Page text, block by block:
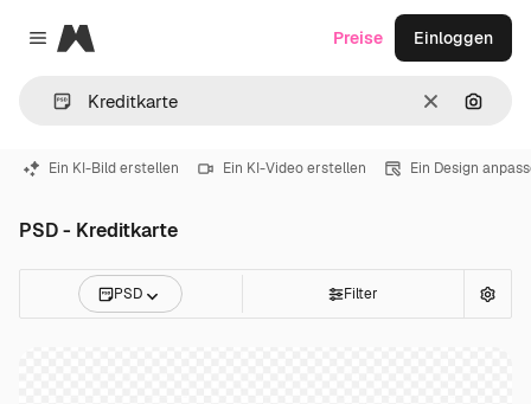
Close menu
Magnific
LöschenNach
Preise Einloggen
Ein KI-Bild erstellen Ein KI-Video erstellen Ein Design
PSD - Kreditkarte
PSD Filter